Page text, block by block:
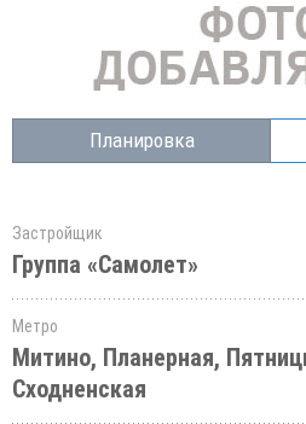
Планировка
Застройщик
Группа «Самолет»
Метро
Митино, Планерная,
Сходненская